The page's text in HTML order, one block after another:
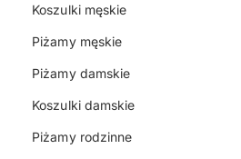
Koszulki męskie
Piżamy męskie
Piżamy damskie
Koszulki damskie
Piżamy rodzinne